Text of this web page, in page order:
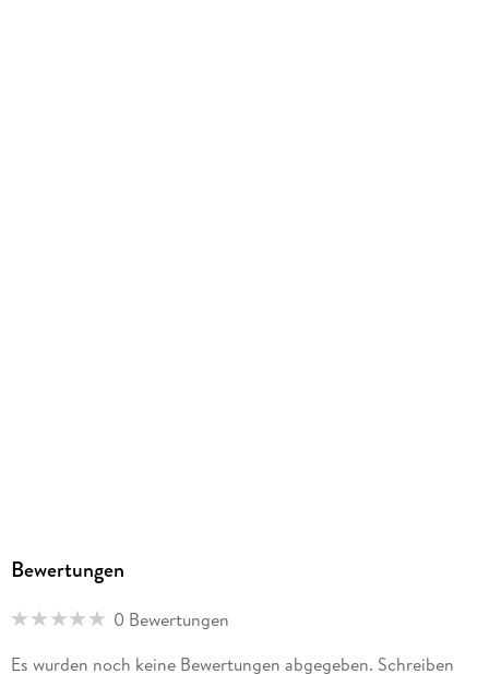
Bewertungen
0 Bewertungen
Es wurden noch keine Bewertungen abgegeben. Schreiben